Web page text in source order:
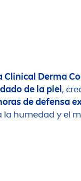
Clinical Derma
de la piel,
de defensa
la humedad y el